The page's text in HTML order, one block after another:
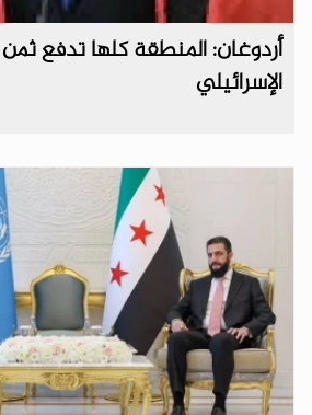
أردوغان: المنطقة كلها تدفع ثمن
الإسرائيلي